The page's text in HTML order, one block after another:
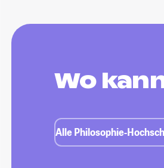
Wo
Alle Philosophie-